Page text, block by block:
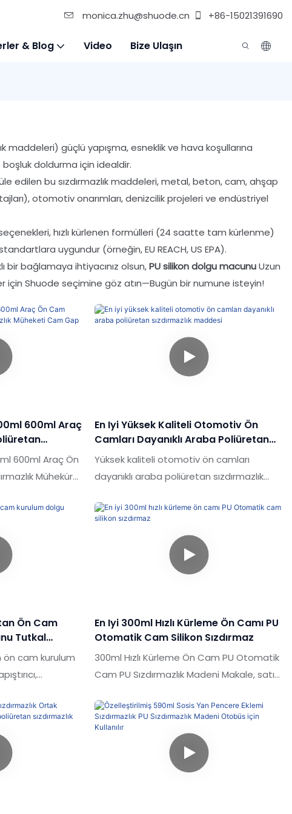
monica.zhu@shuode.cn +86-15021391690
& Blog Video Bize Ulaşın
maddeleri) güçlü yapışma, esneklik ve hava koşullarına
boşluk doldurma için idealdir.
edilen bu sızdırmazlık maddeleri, metal, beton, cam, ahşap
otomotiv onarımları, denizcilik projeleri ve endüstriyel
hızlı kürlenen formülleri (24 saatte tam kürlenme)
uygundur (örneğin, EU REACH, US EPA).
bir bağlamaya ihtiyacınız olsun,PU silikon dolgu macunuUzun
Shuode seçimine göz atın—Bugün bir numune isteyin!
600ml Araç
Cam Gap
600ml Araç Ön
Mühekür
kalite,
olağanüstü
iyi bir
300ML 600ML
En Iyi Yüksek Kaliteli Otomotiv Ön
Camları Dayanıklı Araba Poliüretan
Sızdırmazlık Maddesi
Yüksek kaliteli otomotiv ön camları
dayanıklı araba poliüretan sızdırmazlık
karşılaştırıldığında, performans, kalite,
avantajlara sahiptir ve piyasada iyi bir
üne sahiptir.Shuode, geçmiş ürünlerin
kusurlarını özetler ve sürekli olarak
sızdırmazlığı ve yalıtım poliüretan köpük
göre özelleştirilebilir
Ön Cam
Tutkal
ön cam kurulum
kalite,
olağanüstü
iyi bir
ürünlerin
olarak
En Iyi 300ml Hızlı Kürleme Ön Camı PU
Otomatik Cam Silikon Sızdırmaz
300ml Hızlı Kürleme Ön Cam PU Otomatik
Cam PU Sızdırmazlık Madeni Makale, satış
cam replasmanı takmak için özel olarak
tasarlanmış yüksek kaliteli olmayan bir
bileşenli poliüretan yapıştırıcı sızdırmazlık
maddesidir. Dayanıklı bir elastomer
oluşturmak için atmosferik neme maruz